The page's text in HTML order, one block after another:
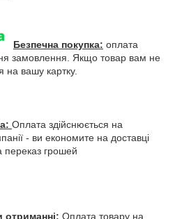
Безпечна покупка: оплата
замовлення. Якщо товар вам не
на вашу картку.
Оплата здійснюється на
- ви економите на доставці
переказ грошей
отриманні: Оплата товару на